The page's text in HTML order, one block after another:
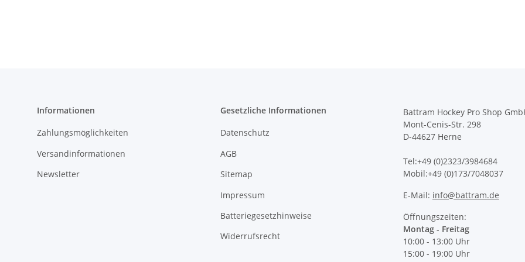
Informationen
Zahlungsmöglichkeiten
Versandinformationen
Newsletter
Gesetzliche Informationen
Datenschutz
AGB
Sitemap
Impressum
Batteriegesetzhinweise
Widerrufsrecht
Battram Hockey Pro Shop
Mont-Cenis-Str. 298
D-44627 Herne
Tel:+49 (0)2323/3984684
Mobil:+49 (0)173/7048037
E-Mail: info@battram.de
Öffnungszeiten:
Montag - Freitag
10:00 - 13:00 Uhr
15:00 - 19:00 Uhr